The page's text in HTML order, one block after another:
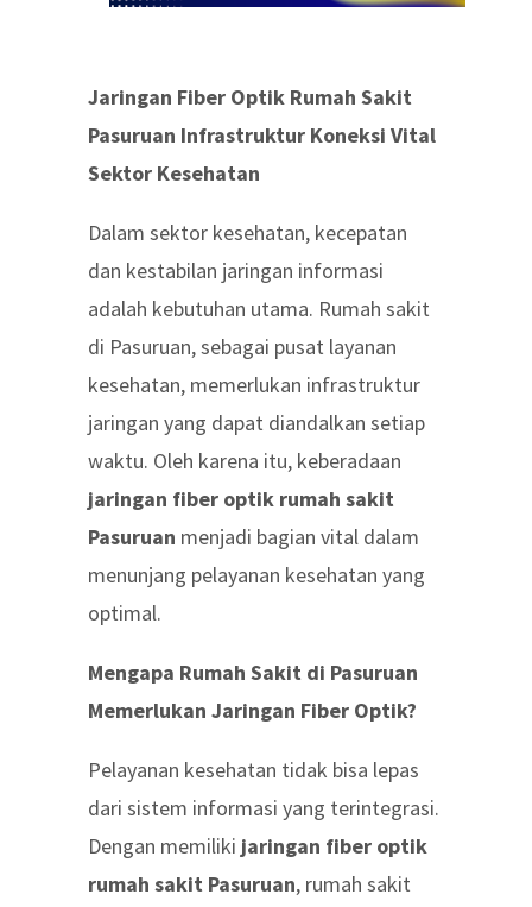
Jaringan Fiber Optik Rumah Sakit
Pasuruan Infrastruktur Koneksi Vital
Sektor Kesehatan
Dalam sektor kesehatan, kecepatan
dan kestabilan jaringan informasi
adalah kebutuhan utama. Rumah sakit
di Pasuruan, sebagai pusat layanan
kesehatan, memerlukan infrastruktur
jaringan yang dapat diandalkan setiap
waktu. Oleh karena itu, keberadaan
jaringan fiber optik rumah sakit
Pasuruan menjadi bagian vital dalam
menunjang pelayanan kesehatan yang
optimal.
Mengapa Rumah Sakit di Pasuruan
Memerlukan Jaringan Fiber Optik?
Pelayanan kesehatan tidak bisa lepas
dari sistem informasi yang terintegrasi.
Dengan memiliki jaringan fiber optik
rumah sakit Pasuruan, rumah sakit